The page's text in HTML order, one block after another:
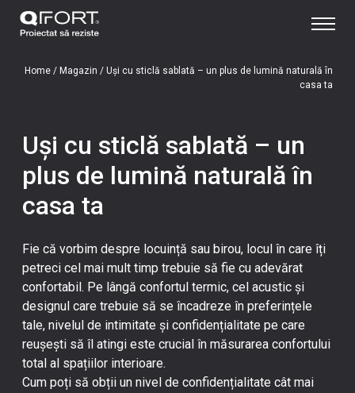
Home/ Magazin / Uși cu sticlă sablată – un plus de lumină naturală în
casa ta
Uși cu sticlă sablată – un
plus de lumină naturală în
casa ta
Fie că vorbim despre locuință sau birou, locul în care îți
petreci cel mai mult timp trebuie să fie cu adevărat
confortabil. Pe lângă confortul termic, cel acustic și
designul care trebuie să se încadreze în preferințele
tale, nivelul de intimitate și confidențialitate pe care
reușești să îl atingi este crucial în măsurarea confortului
total al spațiilor interioare.
Cum poți să obții un nivel de confidențialitate cât mai